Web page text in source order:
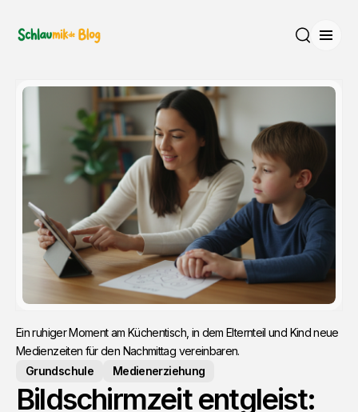
Ein ruhiger Moment am Küchentisch, in dem Elternteil und Kind neue
Medienzeiten für den Nachmittag vereinbaren.
Grundschule
Medienerziehung
Bildschirmzeit entgleist: